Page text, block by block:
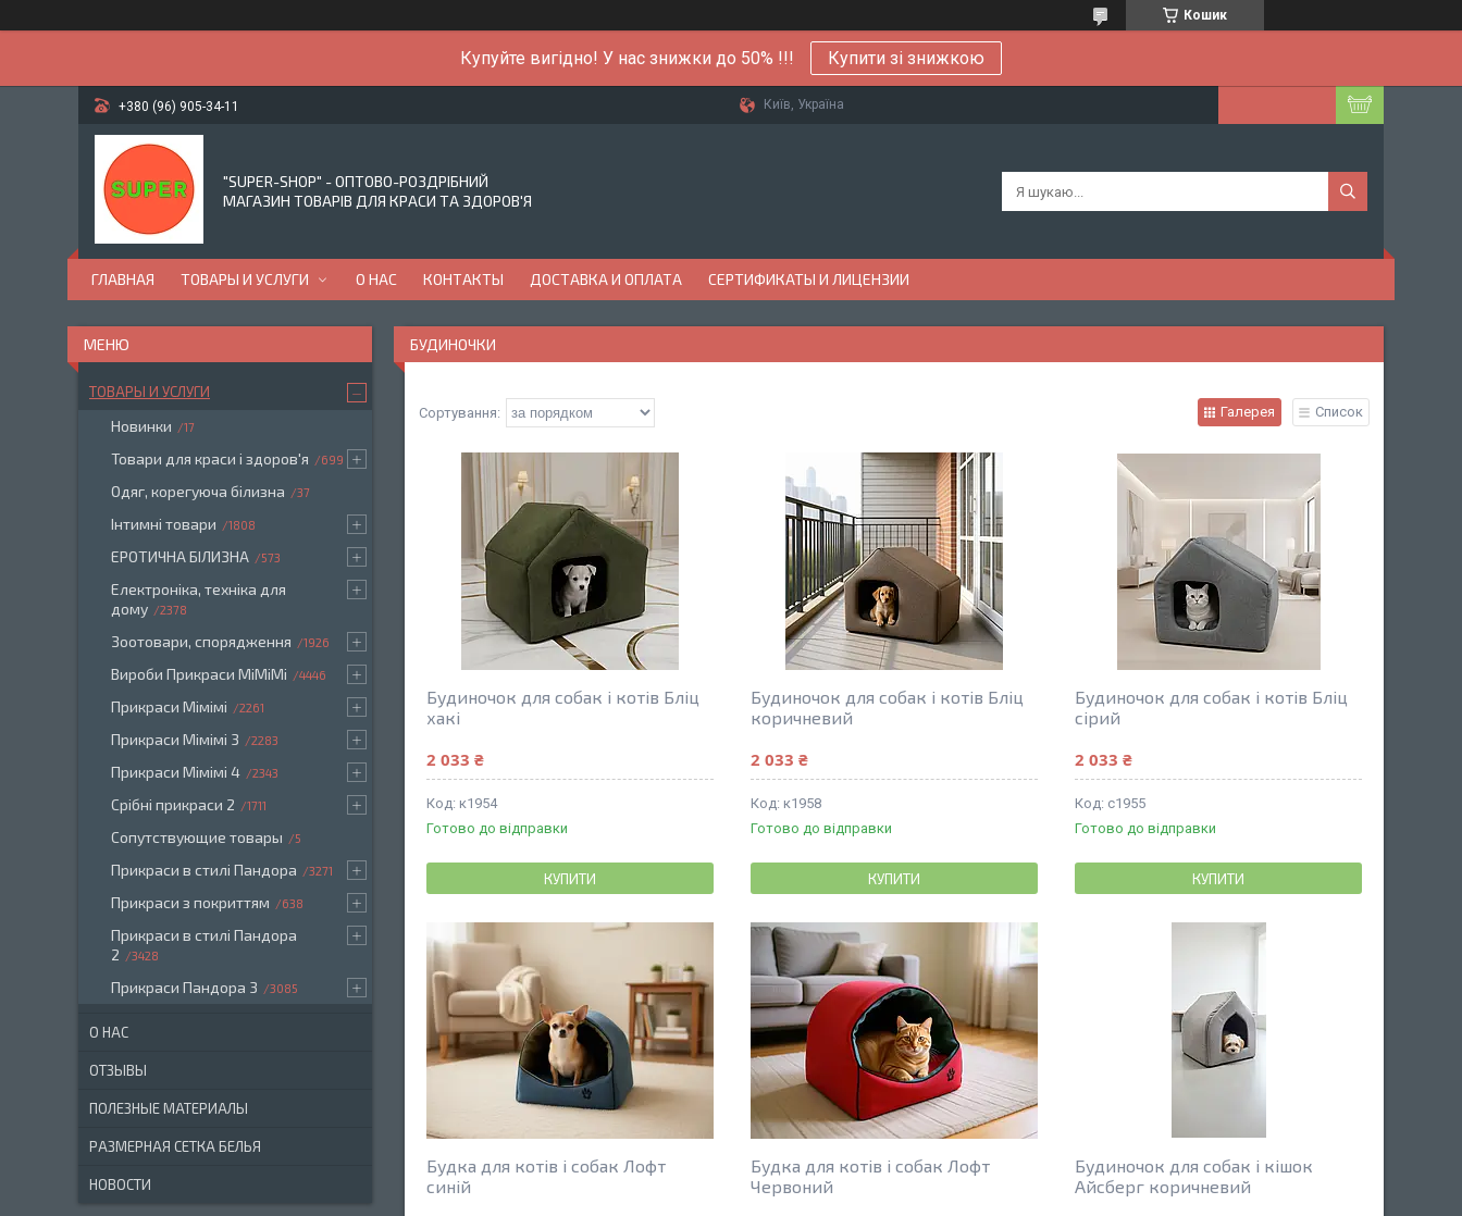
Кошик
Купуйте вигідно! У нас знижки до 50% !!! Купити зі знижкою
+380 (96) 905-34-11 Київ, Україна
"SUPER-SHOP" - ОПТОВО-РОЗДРІБНИЙ
МАГАЗИН ТОВАРІВ ДЛЯ КРАСИ ТА ЗДОРОВ'Я
ГЛАВНАЯ ТОВАРЫ И УСЛУГИ О НАС КОНТАКТЫ ДОСТАВКА И ОПЛАТА СЕРТИФИКАТЫ И ЛИЦЕНЗИИ
БУДИНОЧКИ
Галерея Список
Будиночок для собак і котів Бліц
хакі
2 033 ₴
к1954
Готово до відправки
КУПИТИ
Будиночок для собак і котів Бліц
коричневий
2 033 ₴
к1958
Готово до відправки
КУПИТИ
Будиночок для собак і котів Бліц
сірий
2 033 ₴
с1955
Готово до відправки
КУПИТИ
Будка для котів і собак Лофт
синій
Будка для котів і собак Лофт
Червоний
Будиночок для собак і кішок
Айсберг коричневий
ТОВАРЫ И УСЛУГИ
Новинки 17
Товари для краси і здоров'я 699
Одяг, корегуюча білизна 37
Інтимні товари 1808
ЕРОТИЧНА БІЛИЗНА 573
Електроніка, техніка для
дому
2378
Зоотовари, спорядження 1926
Вироби Прикраси МіМіМі 4446
Прикраси Мімімі 2261
Прикраси Мімімі 3 2283
Прикраси Мімімі 4 2343
Срібні прикраси 2 1711
Сопутствующие товары 5
Прикраси в стилі Пандора 3271
Прикраси з покриттям 638
Прикраси в стилі Пандора
2
3428
Прикраси Пандора 3 3085
О НАС
ОТЗЫВЫ
ПОЛЕЗНЫЕ МАТЕРИАЛЫ
РАЗМЕРНАЯ СЕТКА БЕЛЬЯ
НОВОСТИ